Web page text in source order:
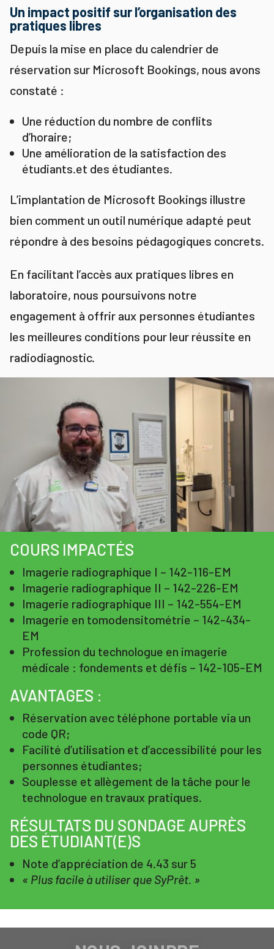
Un impact positif sur l’organisation des
pratiques libres
Depuis la mise en place du calendrier de
réservation sur Microsoft Bookings, nous avons
constaté :
Une réduction du nombre de conflits
d’horaire;
Une amélioration de la satisfaction des
étudiants.et des étudiantes.
L’implantation de Microsoft Bookings illustre
bien comment un outil numérique adapté peut
répondre à des besoins pédagogiques concrets.
En facilitant l’accès aux pratiques libres en
laboratoire, nous poursuivons notre
engagement à offrir aux personnes étudiantes
les meilleures conditions pour leur réussite en
radiodiagnostic.
COURS IMPACTÉS
Imagerie radiographique I – 142-116-EM
Imagerie radiographique II – 142-226-EM
Imagerie radiographique III – 142-554-EM
Imagerie en tomodensitométrie – 142-434-
EM
Profession du technologue en imagerie
médicale : fondements et défis – 142-105-EM
AVANTAGES :
Réservation avec téléphone portable via un
code QR;
Facilité d’utilisation et d’accessibilité pour les
personnes étudiantes;
Souplesse et allègement de la tâche pour le
technologue en travaux pratiques.
RÉSULTATS DU SONDAGE AUPRÈS
DES ÉTUDIANT(E)S
Note d’appréciation de 4.43 sur 5
« Plus facile à utiliser que SyPrêt. »